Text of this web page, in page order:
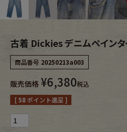
Bottoms
レディース商品カテ
Tops
Outer
古着 Dickies デニムペイン
商品番号 20250213a003
販売価格 ¥6,380税込
[58ポイント進呈 ]